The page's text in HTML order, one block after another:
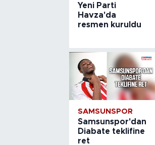
Yeni Parti
Havza'da
resmen kuruldu
SAMSUNSPOR
Samsunspor'dan
Diabate teklifine
ret